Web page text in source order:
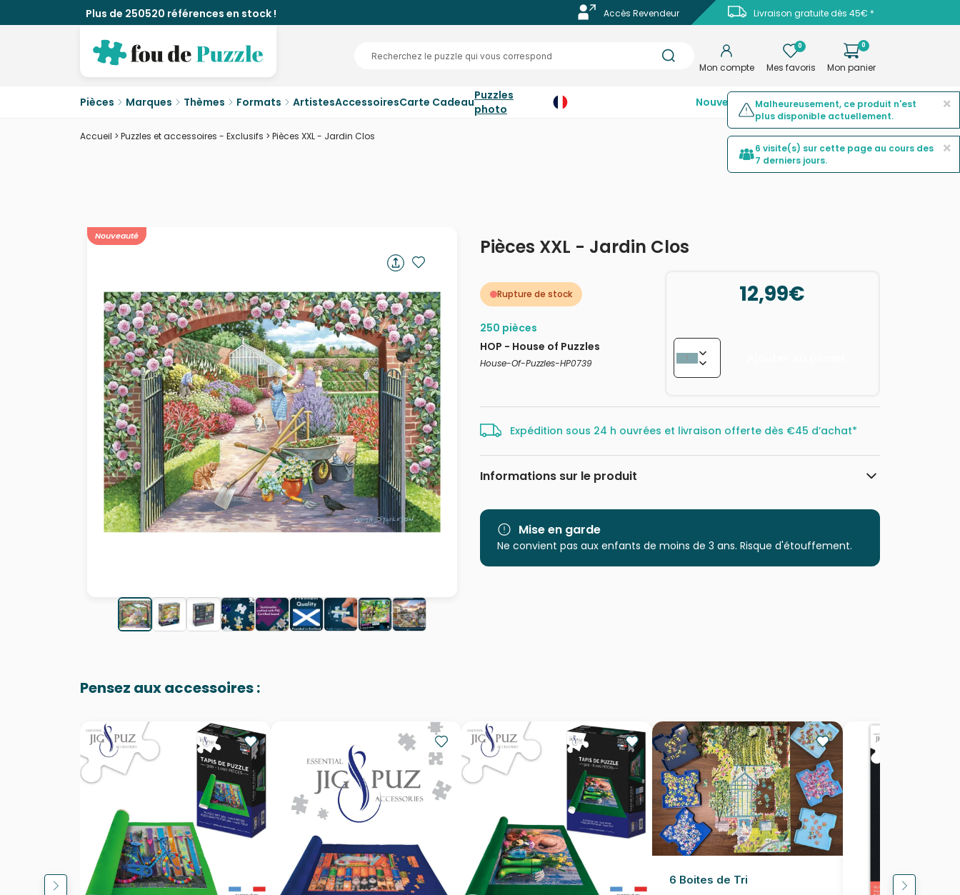
Plus de 250520 références en stock ! Livraison gratuite dès 45€ *
Accès Revendeur
Mon compte
0
Mes favoris
0
Mon panier
Pièces Marques Thèmes Formats ArtistesAccessoiresCarte CadeauPuzzles
photo
NouveautésTop ventesPromotions
Accueil > Puzzles et accessoires - Exclusifs > Pièces XXL - Jardin Clos
Nouveauté Pièces XXL - Jardin Clos
Rupture de stock
250 pièces
HOP - House of Puzzles
House-Of-Puzzles-HP0739
12,99€
Expédition sous 24 h ouvrées et livraison offerte dès €45 d’achat*
Informations sur le produit
Catégorie
Age
à partir de 8 ans (101 à 250 pièces)
Mise en garde
Ne convient pas aux enfants de moins de 3 ans. Risque d'étouffement.
Pensez aux accessoires :
6 Boites de Tri
×
Malheureusement, ce produit n'est
plus disponible actuellement.
×
6 visite(s) sur cette page au cours des
7 derniers jours.